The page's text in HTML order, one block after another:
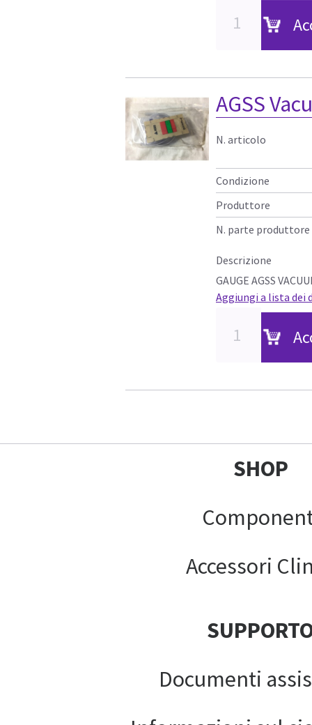
AGSS
N. articolo
Condizione
Produttore
N. parte produttore
Descrizione
GAUGE AGSS
Aggiungi a lista dei
SHOP
Accessori
Documenti